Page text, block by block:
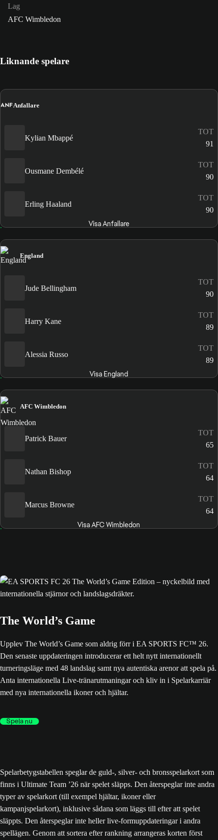
Lag
AFC Wimbledon
Liknande spelare
ANFAnfallare
Kylian Mbappé
TOT
91
Ousmane Dembélé
TOT
90
Erling Haaland
TOT
90
Visa Anfallare
England
Jude Bellingham
TOT
90
Harry Kane
TOT
89
Alessia Russo
TOT
89
Visa England
AFC Wimbledon
Patrick Bauer
TOT
65
Nathan Bishop
TOT
64
Marcus Browne
TOT
64
Visa AFC Wimbledon
The World’s Game
Upplev The World’s Game som aldrig förr i EA SPORTS FC™ 26.
Den senaste uppdateringen introducerar ett helt nytt internationellt
turneringsläge med 48 landslag samt nya autentiska arenor att spela på.
Anta internationella Live-tränarutmaningar och kliv in i Spelarkarriär
med nya internationella ikoner och hjältar.
Spela nu
Spelarbetygstabellen speglar de guld-, silver- och bronsspelarkort som
finns i Ultimate Team ’26 när spelet släpps. Den återspeglar inte andra
typer av spelarkort (till exempel hjältar, ikoner eller
kampanjspelarkort), inklusive sådana som läggs till efter att spelet
släppts. Den återspeglar inte heller live-formuppdateringar i andra
spellägen. Genom att sortera efter rankning arrangeras korten först